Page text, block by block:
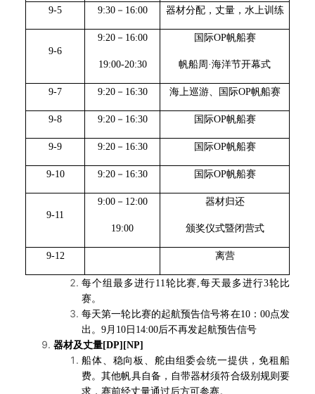
9-5 9:30－16:00 器材分配，丈量，水上训练
9-6
9:20－16:00
19:00-20:30
国际OP帆船赛
帆船周·海洋节开幕式
9-7 9:20－16:30 海上巡游、国际OP帆船赛
9-8 9:20－16:30 国际OP帆船赛
9-9 9:20－16:30 国际OP帆船赛
9-10 9:20－16:30 国际OP帆船赛
9-11
9:00－12:00
19:00
器材归还
颁奖仪式暨闭营式
9-12 离营
每个组最多进行11轮比赛,每天最多进行3轮比
赛。
每天第一轮比赛的起航预告信号将在10：00点发
出。9月10日14:00后不再发起航预告信号
器材及丈量[DP][NP]
船体、稳向板、舵由组委会统一提供，免租船
费。其他帆具自备，自带器材须符合级别规则要
求，赛前经丈量通过后方可参赛。